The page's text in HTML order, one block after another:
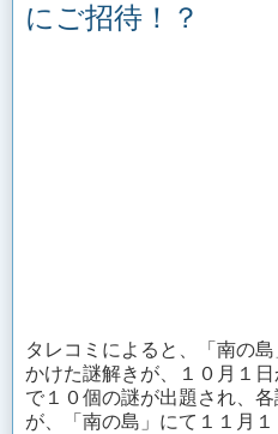
にご招待！？
タレコミによると、「南の
かけた謎解きが、１０月１
で１０個の謎が出題され、
が、「南の島」にて１１月